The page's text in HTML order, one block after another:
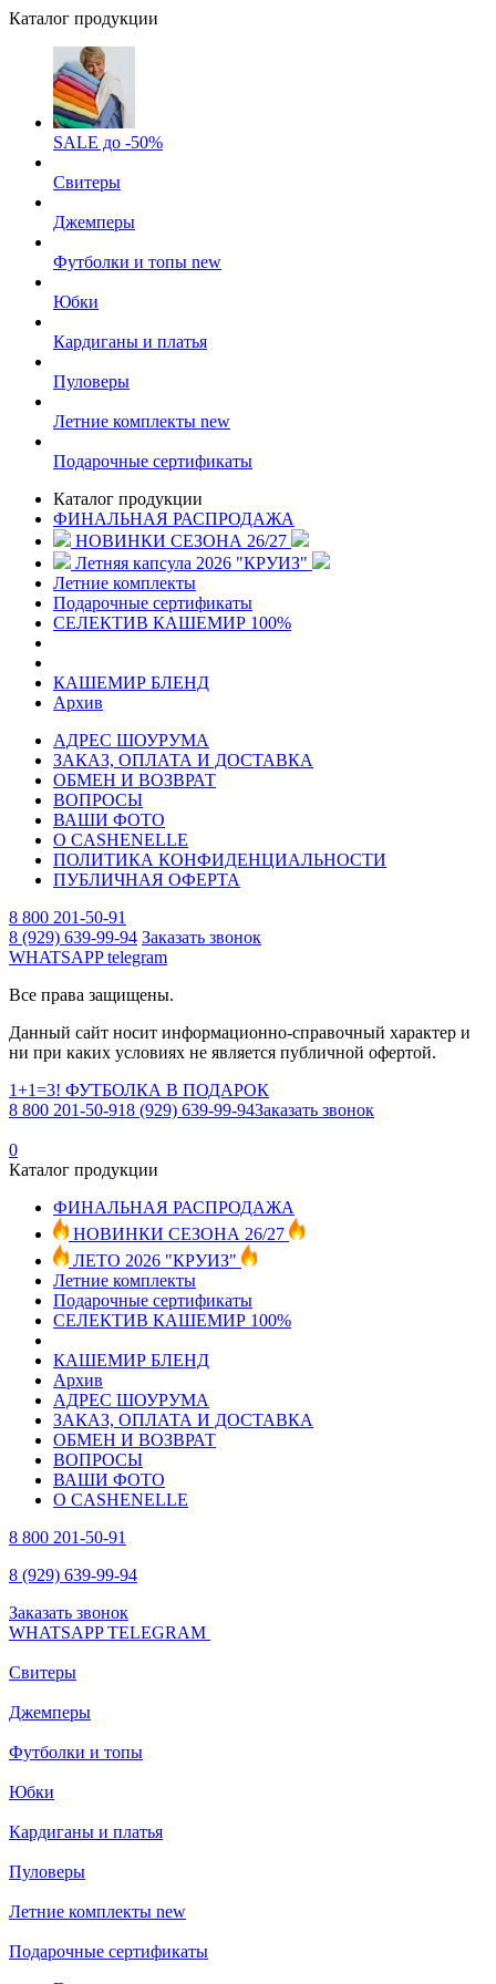
Каталог продукции
SALE до -50%
Свитеры
Джемперы
Футболки и топы new
Юбки
Кардиганы и платья
Пуловеры
Летние комплекты new
Подарочные сертификаты
Каталог продукции
ФИНАЛЬНАЯ РАСПРОДАЖА
НОВИНКИ СЕЗОНА 26/27
Летняя капсула 2026 "КРУИЗ"
Летние комплекты
Подарочные сертификаты
СЕЛЕКТИВ КАШЕМИР 100%
КАШЕМИР БЛЕНД
Архив
АДРЕС ШОУРУМА
ЗАКАЗ, ОПЛАТА И ДОСТАВКА
ОБМЕН И ВОЗВРАТ
ВОПРОСЫ
ВАШИ ФОТО
О CASHENELLE
ПОЛИТИКА КОНФИДЕНЦИАЛЬНОСТИ
ПУБЛИЧНАЯ ОФЕРТА
8 800 201-50-91
8 (929) 639-99-94 Заказать звонок
WHATSAPPtelegram
Все права защищены.
Данный сайт носит информационно-справочный характер и
ни при каких условиях не является публичной офертой.
1+1=3! ФУТБОЛКА В ПОДАРОК
8 800 201-50-918 (929) 639-99-94Заказать звонок
0
Каталог продукции
ФИНАЛЬНАЯ РАСПРОДАЖА
НОВИНКИ СЕЗОНА 26/27
ЛЕТО 2026 "КРУИЗ"
Летние комплекты
Подарочные сертификаты
СЕЛЕКТИВ КАШЕМИР 100%
КАШЕМИР БЛЕНД
Архив
АДРЕС ШОУРУМА
ЗАКАЗ, ОПЛАТА И ДОСТАВКА
ОБМЕН И ВОЗВРАТ
ВОПРОСЫ
ВАШИ ФОТО
О CASHENELLE
8 800 201-50-91
8 (929) 639-99-94
Заказать звонок
WHATSAPPTELEGRAM
Свитеры
Джемперы
Футболки и топы
Юбки
Кардиганы и платья
Пуловеры
Летние комплекты new
Подарочные сертификаты